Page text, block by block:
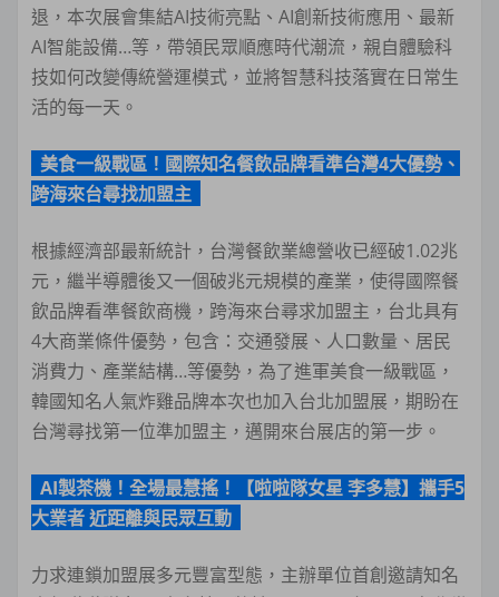
退，本次展會集結AI技術亮點、AI創新技術應用、最新
AI智能設備…等，帶領民眾順應時代潮流，親自體驗科
技如何改變傳統營運模式，並將智慧科技落實在日常生
活的每一天。
美食一級戰區！國際知名餐飲品牌看準台灣4大優勢、
跨海來台尋找加盟主
根據經濟部最新統計，台灣餐飲業總營收已經破1.02兆
元，繼半導體後又一個破兆元規模的產業，使得國際餐
飲品牌看準餐飲商機，跨海來台尋求加盟主，台北具有
4大商業條件優勢，包含：交通發展、人口數量、居民
消費力、產業結構…等優勢，為了進軍美食一級戰區，
韓國知名人氣炸雞品牌本次也加入台北加盟展，期盼在
台灣尋找第一位準加盟主，邁開來台展店的第一步。
AI製茶機！全場最慧搖！【啦啦隊女星 李多慧】攜手5
大業者 近距離與民眾互動
力求連鎖加盟展多元豐富型態，主辦單位首創邀請知名